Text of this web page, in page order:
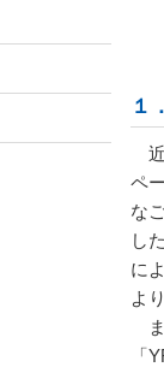
１
近
ペ
な
し
に
よ
ま
「